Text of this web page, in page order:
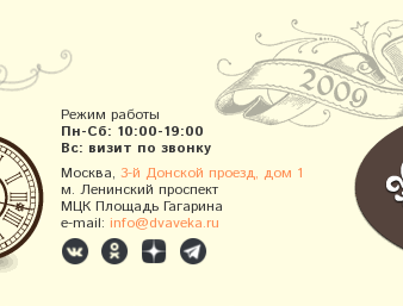
Режим работы
Пн-Сб: 10:00-19:00
Вс: визит по звонку
Москва, 3-й Донской проезд, дом 1
м. Ленинский проспект
МЦК Площадь Гагарина
e-mail: info@dvaveka.ru